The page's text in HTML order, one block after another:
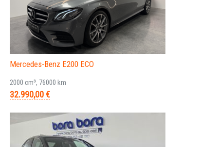
Mercedes-Benz E200 ECO
2000 cm³, 76000 km
32.990,00 €